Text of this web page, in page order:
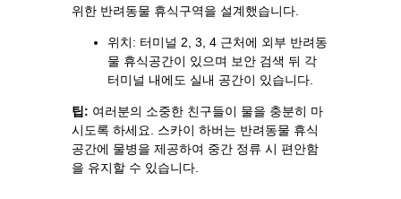
위한 반려동물 휴식구역을 설계했습니다.
위치: 터미널 2, 3, 4 근처에 외부 반려동
물 휴식공간이 있으며 보안 검색 뒤 각
터미널 내에도 실내 공간이 있습니다.
팁: 여러분의 소중한 친구들이 물을 충분히 마
시도록 하세요. 스카이 하버는 반려동물 휴식
공간에 물병을 제공하여 중간 정류 시 편안함
을 유지할 수 있습니다.